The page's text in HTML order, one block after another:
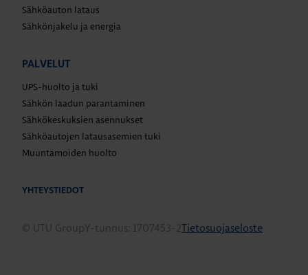
Sähköauton lataus
Sähkönjakelu ja energia
PALVELUT
UPS-huolto ja tuki
Sähkön laadun parantaminen
Sähkökeskuksien asennukset
Sähköautojen latausasemien tuki
Muuntamoiden huolto
YHTEYSTIEDOT
© UTU GroupY-tunnus: 1707453-2Tietosuojaseloste